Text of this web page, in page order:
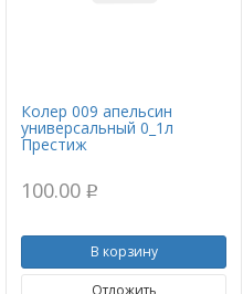
Колер 009 апельсин
универсальный 0_1л
Престиж
100.00 p
В корзину
Отложить